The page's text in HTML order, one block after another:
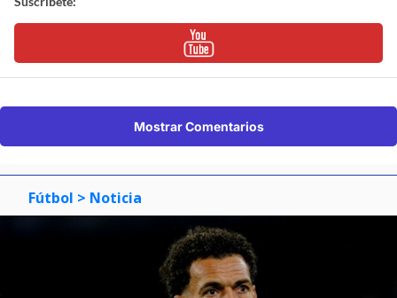
Mostrar Comentarios
Fútbol > Noticia